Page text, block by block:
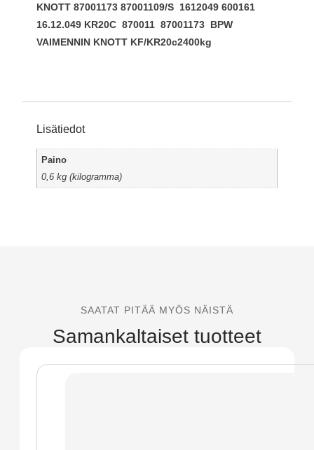
KNOTT 87001173 87001109/S 1612049 600161
16.12.049 KR20C 870011 87001173 BPW
VAIMENNIN KNOTT KF/KR20c2400kg
Lisätiedot
Paino
0,6 kg (kilogramma)
SAATAT PITÄÄ MYÖS NÄISTÄ
Samankaltaiset tuotteet